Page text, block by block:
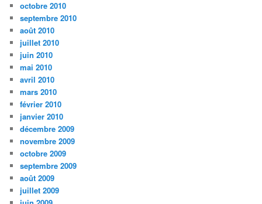
octobre 2010
septembre 2010
août 2010
juillet 2010
juin 2010
mai 2010
avril 2010
mars 2010
février 2010
janvier 2010
décembre 2009
novembre 2009
octobre 2009
septembre 2009
août 2009
juillet 2009